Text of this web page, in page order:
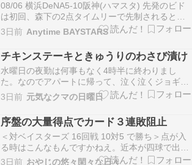
08/06 横浜DeNA5-10阪神(ハマスタ) 先発のビド
は初回、森下の2点タイムリーで先制されると、
大山のタイムリー二塁打とガルシアの3ランで1ア
ウトも取れずに6失点。さらに近本のタイムリー
で7点目を許した。2回にも押し出しで8点目。 ポ
ジ [Good] ビドが2イニングで…
3日前 Anytime BAYSTARS
チキンステーキときゅうりのわさび漬け
水曜日の夜勤は何事もなく4時半に終わりまし
た。なのでアパートに帰って、泣く泣くジョギン
グへ。まろんさんの応援を受け、夜勤明けの体に
ムチ打ってジョギングを。でも走るのって、本当
に自分次第ですよね。走るの嫌なら走らなければ
良いし、その気になれば疲れてても走れる…今回
は、お盆休みのバ…
3日前 元気なクマの日曜日
序盤の大量得点でカード３連敗阻止
＜対ベイスターズ 16回戦 10対5 で勝ち＞点が入
る時はこんなもんですかねえ。近本が四球で出る
と2盗を決め、中野のセカンドゴロが内野安打に
3日前 おやじの悠々閑々な日々